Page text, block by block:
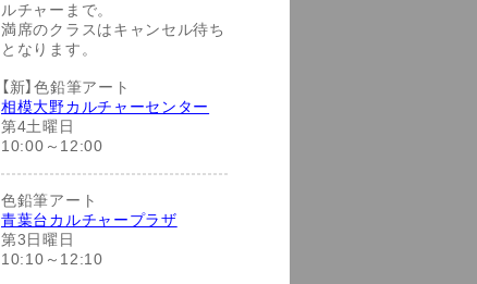
ルチャーまで。
満席のクラスはキャンセル待ち
となります。
【新】色鉛筆アート
相模大野カルチャーセンター
第4土曜日
10:00～12:00
色鉛筆アート
青葉台カルチャープラザ
第3日曜日
10:10～12:10